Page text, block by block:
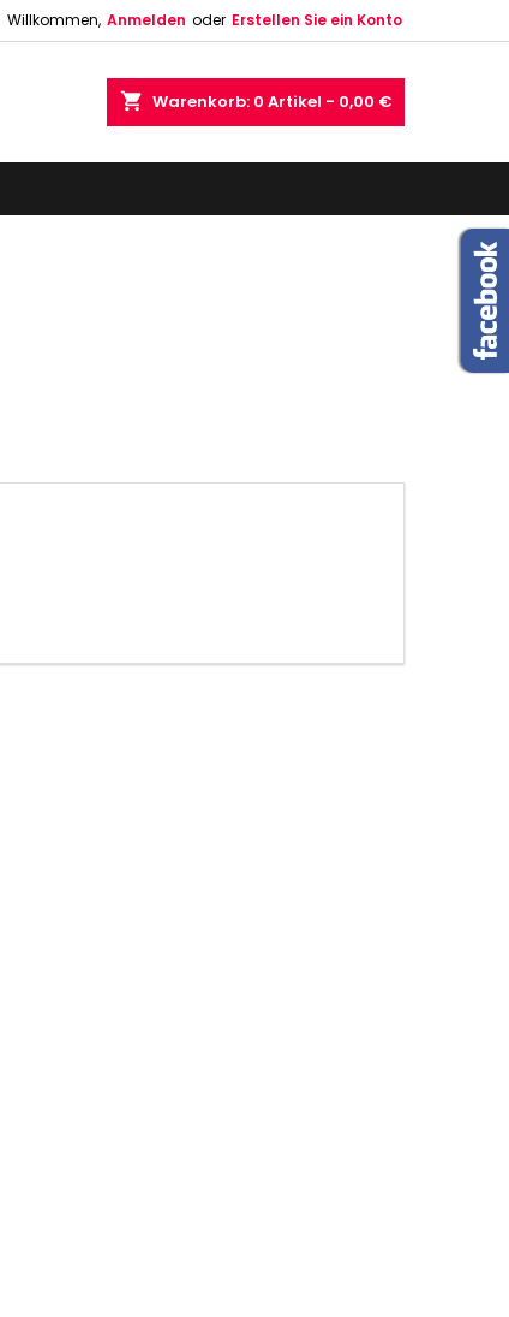
Willkommen, Anmelden oder Erstellen Sie ein Konto
shopping_cart Warenkorb: 0 Artikel - 0,00 €